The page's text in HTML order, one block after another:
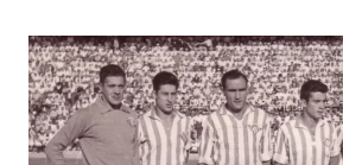
RAYO
VALLECANO